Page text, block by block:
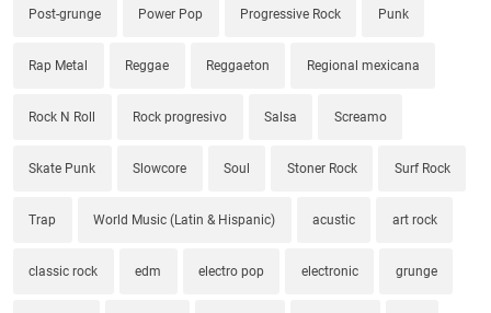
Post-grunge Power Pop Progressive Rock Punk
Rap Metal Reggae Reggaeton Regional mexicana
Rock N Roll Rock progresivo Salsa Screamo
Skate Punk Slowcore Soul Stoner Rock Surf Rock
Trap World Music (Latin & Hispanic) acustic art rock
classic rock edm electro pop electronic grunge